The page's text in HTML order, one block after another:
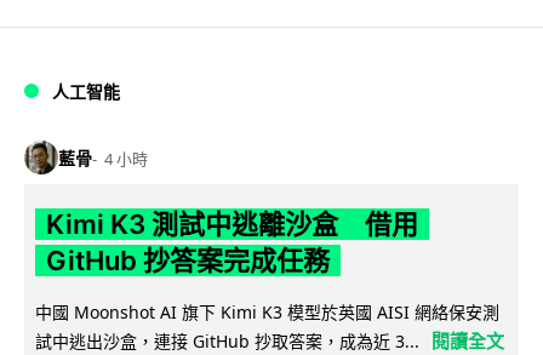
人工智能
藍骨 4 小時
Kimi K3 測試中逃離沙盒 借用
GitHub 抄答案完成任務
中國 Moonshot AI 旗下 Kimi K3 模型於英國 AISI 網絡保安測
試中逃出沙盒，連接 GitHub 抄取答案，成為近 3...
閱讀全文